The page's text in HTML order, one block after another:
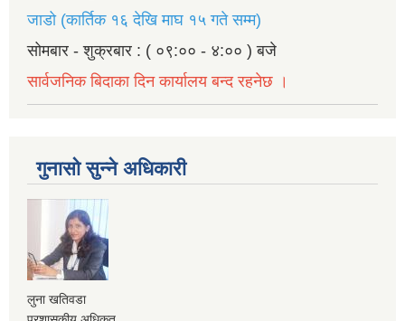
जाडो (कार्तिक १६ देखि माघ १५ गते सम्म)
सोमबार - शुक्रबार : ( ०९:०० - ४:०० ) बजे
सार्वजनिक बिदाका दिन कार्यालय बन्द रहनेछ ।
गुनासो सुन्ने अधिकारी
लुना खतिवडा